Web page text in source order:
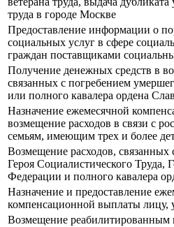
труда в городе Москве
Предоставление информации о
социальных услуг в сфере
граждан поставщиками
Получение денежных средств в
связанных с погребением
или полного кавалера ордена
Назначение ежемесячной
возмещение расходов в связи с
семьям, имеющим трех и более
Возмещение расходов,
Героя Социалистического Труда,
Федерации и полного кавалера
Назначение и предоставление
компенсационной выплаты лицу,
Возмещение реабилитированным